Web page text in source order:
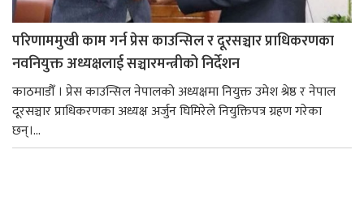
परिणाममुखी काम गर्न प्रेस काउन्सिल र दूरसञ्चार प्राधिकरणका
नवनियुक्त अध्यक्षलाई सञ्चारमन्त्रीको निर्देशन
काठमाडौँ । प्रेस काउन्सिल नेपालको अध्यक्षमा नियुक्त उमेश श्रेष्ठ र नेपाल
दूरसञ्चार प्राधिकरणका अध्यक्ष अर्जुन घिमिरेले नियुक्तिपत्र ग्रहण गरेका
छन्।...